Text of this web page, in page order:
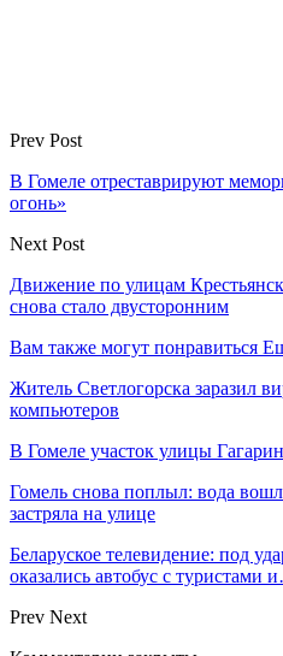
Prev Post
В Гомеле отреставрируют
огонь»
Next Post
Движение по улицам
снова стало двусторонним
Вам также могут понравиться
Житель Светлогорска заразил
компьютеров
В Гомеле участок улицы
Гомель снова поплыл: вода
застряла на улице
Беларуское телевидение: под
оказались автобус с туристами
Prev Next